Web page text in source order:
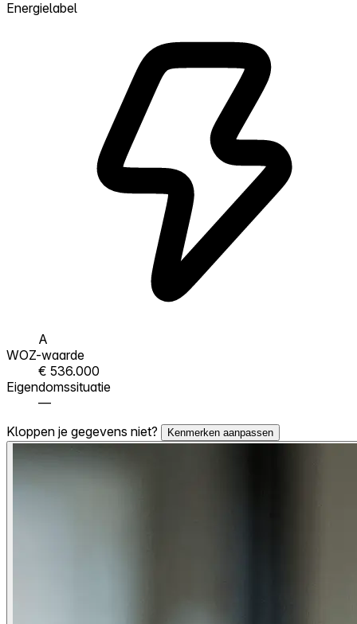
Energielabel
A
WOZ-waarde
€ 536.000
Eigendomssituatie
—
Kloppen je gegevens niet?
Kenmerken aanpassen